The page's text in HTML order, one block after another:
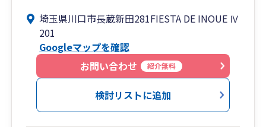
埼玉県川口市長蔵新田281FIESTA DE INOUE Ⅳ
201
Googleマップを確認
お問い合わせ
紹介無料
検討リストに追加